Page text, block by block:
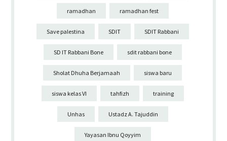
ramadhan ramadhan fest
Save palestina SDIT SDIT Rabbani
SD IT Rabbani Bone sdit rabbani bone
Sholat Dhuha Berjamaah siswa baru
siswa kelas VI tahfizh training
Unhas Ustadz A. Tajuddin
Yayasan Ibnu Qoyyim